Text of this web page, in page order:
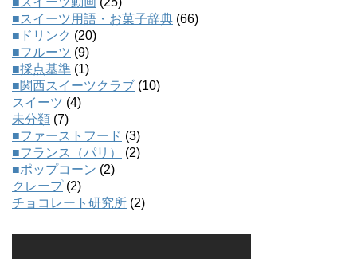
■スイーツ用語・お菓子辞典 (66)
■ドリンク (20)
■フルーツ (9)
■採点基準 (1)
■関西スイーツクラブ (10)
スイーツ (4)
未分類 (7)
■ファーストフード (3)
■フランス（パリ）
(2)
■ポップコーン (2)
クレープ(2)
チョコレート研究所 (2)